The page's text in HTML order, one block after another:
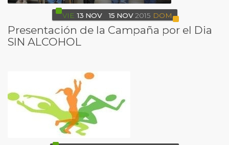
VIE 13 NOV 15 NOV 2015 DOM
Presentación de la Campaña por el Dia
SIN ALCOHOL